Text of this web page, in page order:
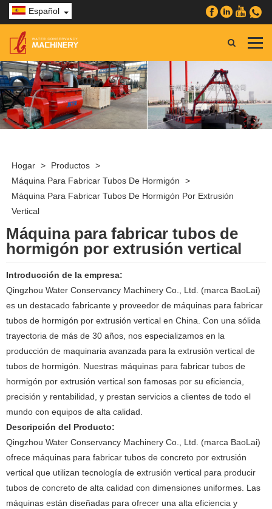
Español
Hogar > Productos >
Máquina Para Fabricar Tubos De Hormigón
>
Máquina Para Fabricar Tubos De Hormigón Por Extrusión
Vertical
Máquina para fabricar tubos de
hormigón por extrusión vertical
Introducción de la empresa:
Qingzhou Water Conservancy Machinery Co., Ltd. (marca BaoLai)
es un destacado fabricante y proveedor de máquinas para fabricar
tubos de hormigón por extrusión vertical en China. Con una sólida
trayectoria de más de 30 años, nos especializamos en la
producción de maquinaria avanzada para la extrusión vertical de
tubos de hormigón. Nuestras máquinas para fabricar tubos de
hormigón por extrusión vertical son famosas por su eficiencia,
precisión y rentabilidad, y prestan servicios a clientes de todo el
mundo con equipos de alta calidad.
Descripción del Producto:
Qingzhou Water Conservancy Machinery Co., Ltd. (marca BaoLai)
ofrece máquinas para fabricar tubos de concreto por extrusión
vertical que utilizan tecnología de extrusión vertical para producir
tubos de concreto de alta calidad con dimensiones uniformes. Las
máquinas están diseñadas para ofrecer una alta eficiencia y